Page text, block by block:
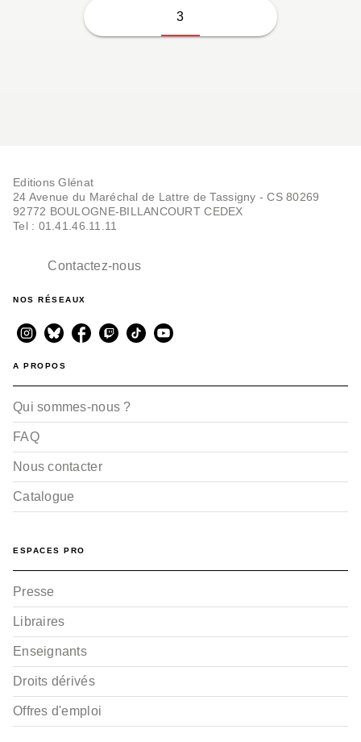
3
Editions Glénat
24 Avenue du Maréchal de Lattre de Tassigny - CS 80269
92772 BOULOGNE-BILLANCOURT CEDEX
Tel : 01.41.46.11.11
Contactez-nous
NOS RÉSEAUX
A PROPOS
Qui sommes-nous ?
FAQ
Nous contacter
Catalogue
ESPACES PRO
Presse
Libraires
Enseignants
Droits dérivés
Offres d'emploi